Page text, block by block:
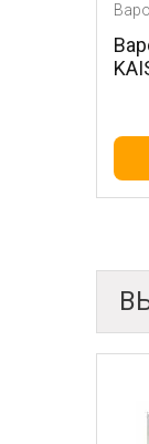
Варочные
Варочная
KAISER